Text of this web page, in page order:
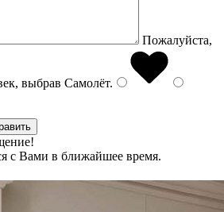
Пожалуйста,
выбрав Самолёт.
с Вами в ближайшее время.